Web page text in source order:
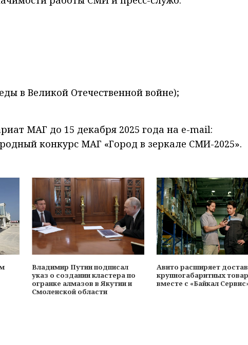
в Великой Отечественной войне);
МАГ до 15 декабря 2025 года на e-mail:
конкурс МАГ «Город в зеркале СМИ-2025».
Владимир Путин подписал
указ о создании кластера по
огранке алмазов в Якутии и
Смоленской области
Авито расширяет
крупногабаритных
вместе с «Байкал